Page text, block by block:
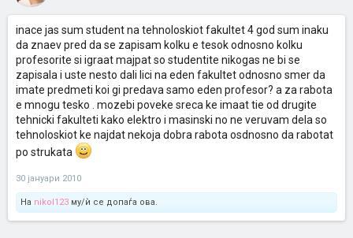
inace jas sum student na tehnoloskiot fakultet 4 god sum inaku
da znaev pred da se zapisam kolku e tesok odnosno kolku
profesorite si igraat majpat so studentite nikogas ne bi se
zapisala i uste nesto dali lici na eden fakultet odnosno smer da
imate predmeti koi gi predava samo eden profesor? a za rabota
e mnogu tesko . mozebi poveke sreca ke imaat tie od drugite
tehnicki fakulteti kako elektro i masinski no ne veruvam dela so
tehnoloskiot ke najdat nekoja dobra rabota osdnosno da rabotat
po strukata
30 јануари 2010
На nikol123 му/ѝ се допаѓа ова.